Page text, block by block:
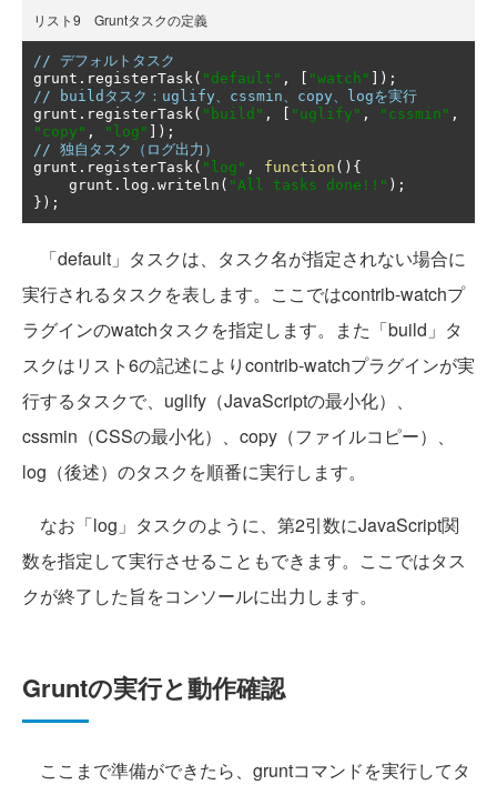
リスト9 Gruntタスクの定義
// デフォルトタスク
grunt . registerTask( "default" , "watch"
]);
// buildタスク：uglify、cssmin、copy、logを実行
grunt . registerTask( "build" , "uglify" , "cssmin" ,
"copy" , "log"
]);
// 独自タスク（ログ出力）
grunt . registerTask( "log" , function (){
    grunt
. log . writeln ( "All tasks done!!" );
});
「default」タスクは、タスク名が指定されない場合に
実行されるタスクを表します。ここではcontrib-watchプ
ラグインのwatchタスクを指定します。また「build」タ
スクはリスト6の記述によりcontrib-watchプラグインが実
行するタスクで、uglify（JavaScriptの最小化）、
cssmin（CSSの最小化）、copy（ファイルコピー）、
log（後述）のタスクを順番に実行します。
なお「log」タスクのように、第2引数にJavaScript関
数を指定して実行させることもできます。ここではタス
クが終了した旨をコンソールに出力します。
Gruntの実行と動作確認
ここまで準備ができたら、gruntコマンドを実行してタ